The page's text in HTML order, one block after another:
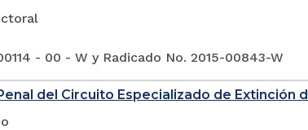
- 00 - W y Radicado No. 2015-00843-W
del Circuito Especializado de Extinción